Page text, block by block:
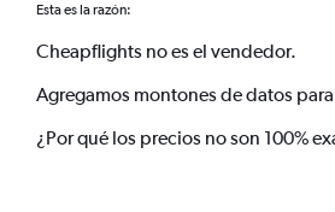
Esta es la razón:
Cheapflights no es el vendedor.
Agregamos montones de datos
¿Por qué los precios no son 100%